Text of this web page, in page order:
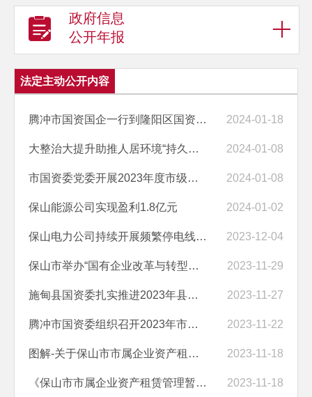
政府信息
公开年报
法定主动公开内容
腾冲市国资国企一行到隆阳区国资委进行学习交流活动 2024-01-18
大整治大提升助推人居环境“持久美”——保山市国资委积极参加冬春修水... 2024-01-08
市国资委党委开展2023年度市级国资国企系统党组织书记抓基层党建工作述... 2024-01-08
保山能源公司实现盈利1.8亿元 2024-01-02
保山电力公司持续开展频繁停电线路整治提升供电可靠性 2023-12-04
保山市举办“国有企业改革与转型发展” 专题讲座 2023-11-29
施甸县国资委扎实推进2023年县属国有企业党风廉政建设工作 2023-11-27
腾冲市国资委组织召开2023年市属国有企业党规党纪及财经纪律相关制度培... 2023-11-22
图解-关于保山市市属企业资产租赁管理暂行规定的解读 2023-11-18
《保山市市属企业资产租赁管理暂行规定》政策解读 2023-11-18